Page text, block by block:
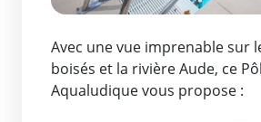
Avec une vue imprenable sur
boisés et la rivière Aude, ce
Aqualudique vous propose :